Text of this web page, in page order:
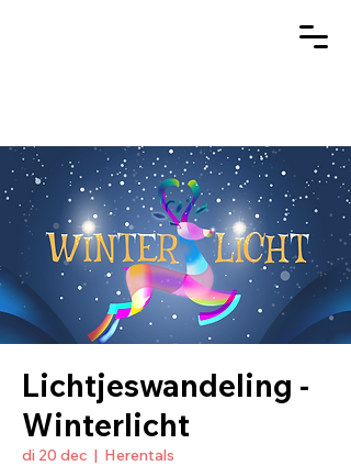
Lichtjeswandeling -
Winterlicht
di 20 dec
  |
Herentals